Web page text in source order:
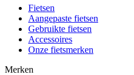
Fietsen
Aangepaste fietsen
Gebruikte fietsen
Accessoires
Onze fietsmerken
Merken